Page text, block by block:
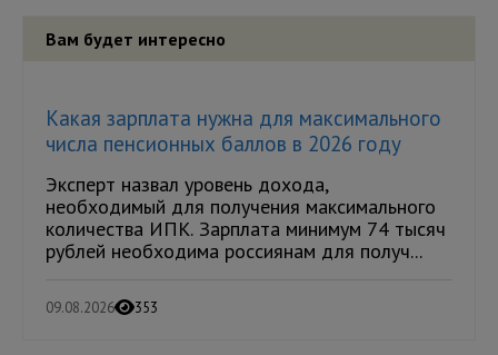
Вам будет интересно
Какая зарплата нужна для максимального
числа пенсионных баллов в 2026 году
Эксперт назвал уровень дохода,
необходимый для получения максимального
количества ИПК. Зарплата минимум 74 тысяч
рублей необходима россиянам для получ...
09.08.2026 353